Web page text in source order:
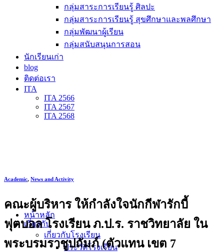
กลุ่มสาระการเรียนรู้ ศิลปะ
กลุ่มสาระการเรียนรู้ สุขศึกษาและพลศึกษา
กลุ่มพัฒนาผู้เรียน
กลุ่มสนับสนุนการสอน
นักเรียนเก่า
blog
ติดต่อเรา
ITA
ITA 2566
ITA 2567
ITA 2568
หน้าหลัก
เกี่ยวกับ
เกี่ยวกับโรงเรียน
ประวัติโรงเรียน
Academic, News and Activity
คณะผู้บริหาร ให้กำลังใจนักกีฬารักบี้
ฟุตบอล โรงเรียน ภ.ป.ร. ราชวิทยาลัย ใน
พระบรมราชูปถัมภ์ (ตัวแทน เขต 7